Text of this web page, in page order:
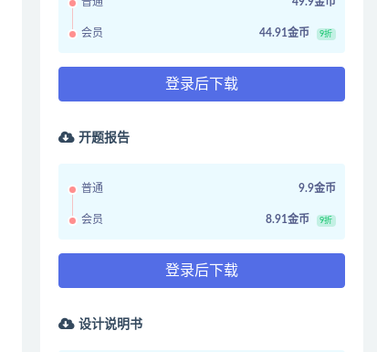
会员 44.91金币 9折
登录后下载
开题报告
普通 9.9金币
会员 8.91金币 9折
登录后下载
设计说明书